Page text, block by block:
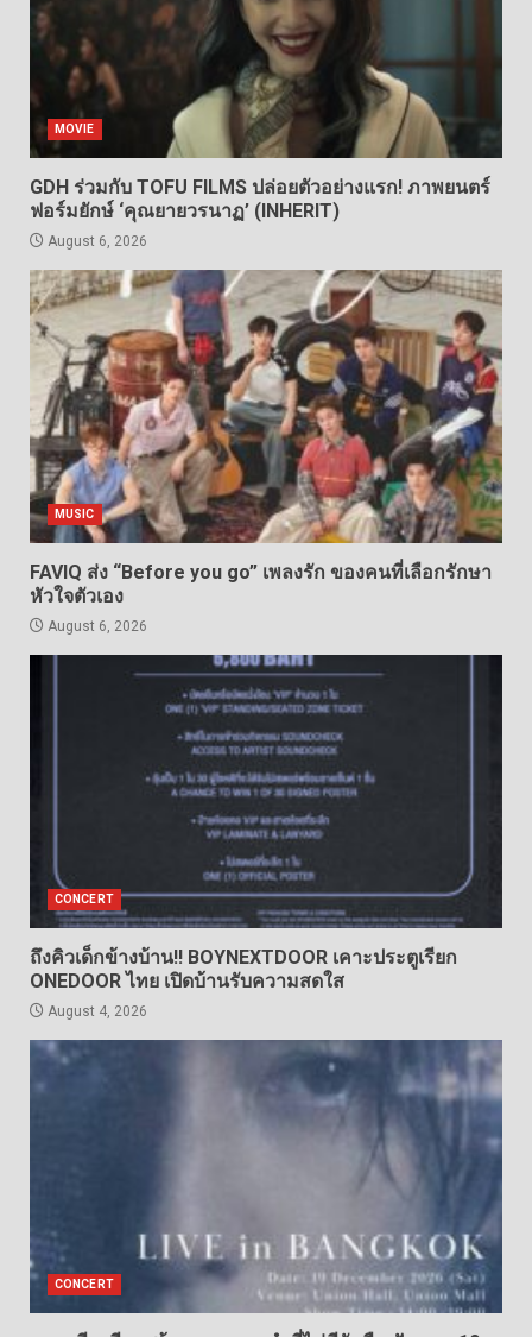
MOVIE
GDH ร่วมกับ TOFU FILMS ปล่อยตัวอย่างแรก! ภาพยนตร์
ฟอร์มยักษ์ ‘คุณยายวรนาฏ’ (INHERIT)
August 6, 2026
MUSIC
FAVIQ ส่ง “Before you go” เพลงรัก ของคนที่เลือกรักษา
หัวใจตัวเอง
August 6, 2026
CONCERT
ถึงคิวเด็กข้างบ้าน!! BOYNEXTDOOR เคาะประตูเรียก
ONEDOOR ไทย เปิดบ้านรับความสดใส
August 4, 2026
CONCERT